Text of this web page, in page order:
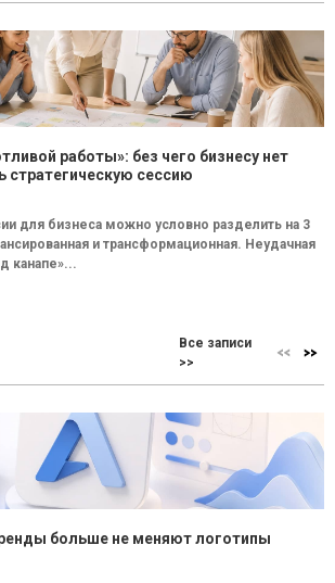
работы»: без чего бизнесу нет
стратегическую сессию
для бизнеса можно условно разделить на 3
и трансформационная. Неудачная
канапе»...
Все записи
>>
больше не меняют логотипы